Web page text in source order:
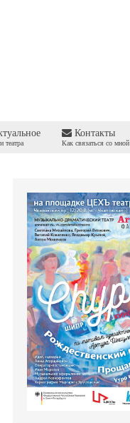
театра
Контакты
Как связаться со мной